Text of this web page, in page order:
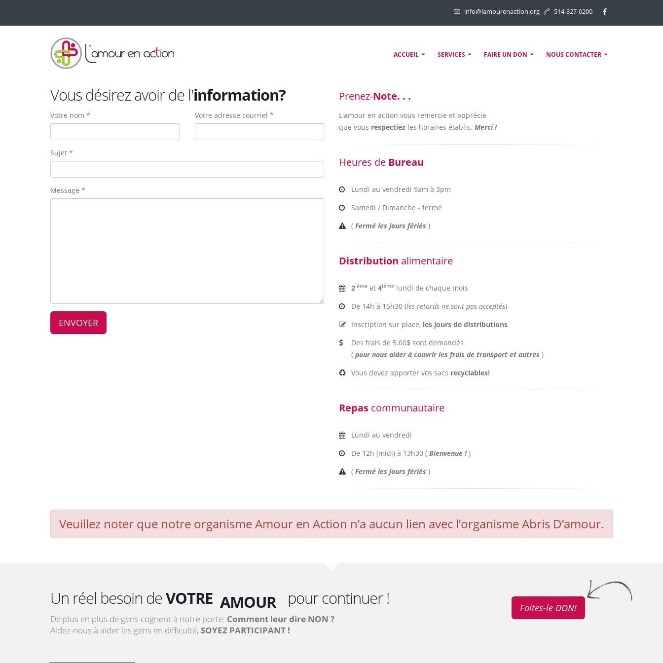
info@lamourenaction.org 514-327-0200
ACCUEIL SERVICES FAIRE UN DON NOUS CONTACTER
Vous désirez avoir de l'information?
Votre nom * Votre adresse courriel *
Sujet *
Message *
Prenez-Note. . .
L'amour en action vous remercie et apprécie
que vous respectiez les horaires établis. Merci !
Heures de Bureau
Lundi au vendredi 9am à 3pm
Samedi / Dimanche - fermé
( Fermé les jours fériés )
Distribution alimentaire
2ième et 4ième lundi de chaque mois
De 14h à 15h30 (les retards ne sont pas acceptés)
Inscription sur place, les jours de distributions
Des frais de 5.00$ sont demandés
( pour nous aider à couvrir les frais de transport et autres )
Vous devez apporter vos sacs recyclables!
Repas communautaire
Lundi au vendredi
De 12h (midi) à 13h30 ( Bienvenue !)
( Fermé les jours fériés )
Veuillez noter que notre organisme Amour en Action n’a aucun lien avec l’organisme Abris D’amour.
Un réel besoin deVOTRE AMOUR
COOPÉRATION
SUPPORT
pour continuer !
De plus en plus de gens cognent à notre porte. Comment leur dire NON ?
Aidez-nous à aider les gens en difficulté, SOYEZ PARTICIPANT !
Faites-le DON!